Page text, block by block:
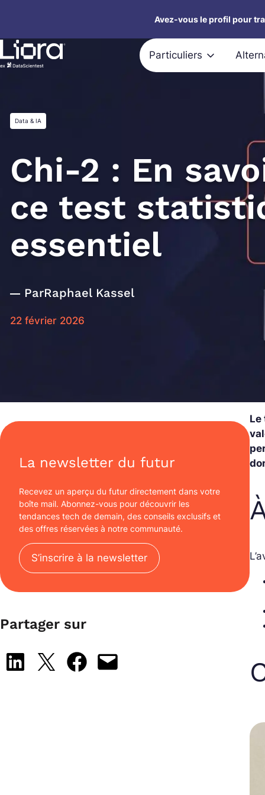
contenu
Avez-vous le profil pour
Particuliers
Data & IA
Chi-2 : En
ce test
essentiel
ParRaphael Kassel
22 février 2026
La newsletter du futur
Recevez un aperçu du futur directement dans votre
boîte mail. Abonnez-vous pour découvrir les
tendances tech de demain, des conseils exclusifs et
des offres réservées à notre communauté.
S’inscrire à la newsletter
Partager sur
Share on LinkedIn
Share on X Share on Facebook
Email this Page